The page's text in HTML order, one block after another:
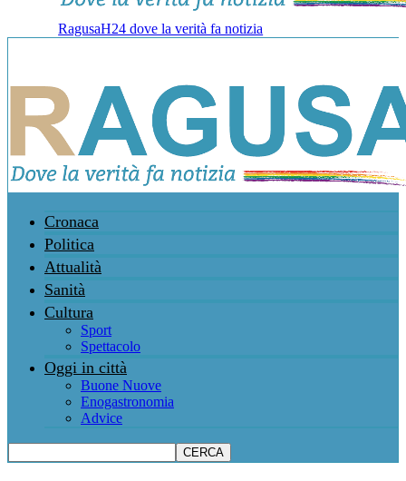
RagusaH24 dove la verità fa notizia
Cronaca
Politica
Attualità
Sanità
Cultura
Sport
Spettacolo
Oggi in città
Buone Nuove
Enogastronomia
Advice